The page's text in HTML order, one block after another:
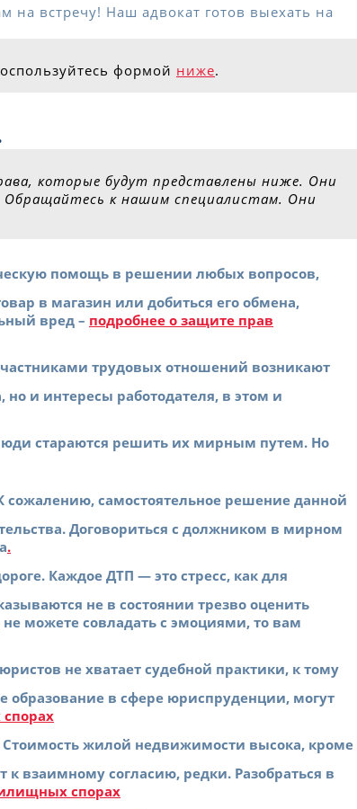
встречу! Наш адвокат готов выехать на
формой ниже.
которые будут представлены ниже. Они
Обращайтесь к нашим специалистам. Они
помощь в решении любых вопросов,
в магазин или добиться его обмена,
вред – подробнее о защите прав
трудовых отношений возникают
и интересы работодателя, в этом и
стараются решить их мирным путем. Но
самостоятельное решение данной
Договориться с должником в мирном
.
Каждое ДТП — это стресс, как для
не в состоянии трезво оценить
можете совладать с эмоциями, то вам
не хватает судебной практики, к тому
в сфере юриспруденции, могут
жилой недвижимости высока, кроме
к взаимному согласию, редки. Разобраться в
спорах